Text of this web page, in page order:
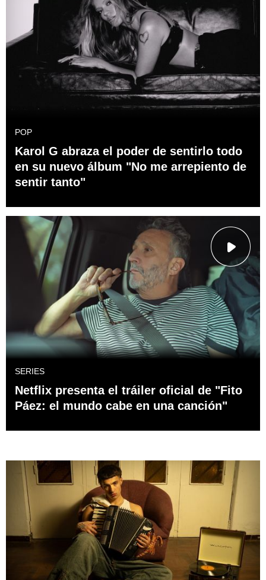
POP
Karol G abraza el poder de sentirlo todo
en su nuevo álbum "No me arrepiento de
sentir tanto"
SERIES
Netflix presenta el tráiler oficial de "Fito
Páez: el mundo cabe en una canción"